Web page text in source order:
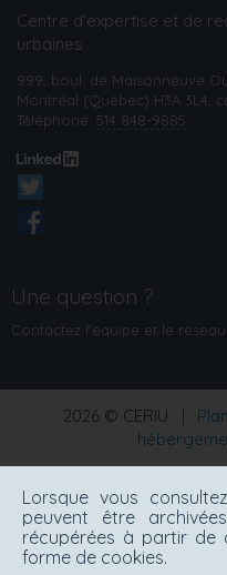
Centre d’expertise et de
urbaines
999, boul. de Maisonneuve
Montréal (Québec) H3A 3L4,
Téléphone: 514 848-9885
Une question ?
Contactez l'équipe et le réseau
2026 © CERIU |
Lorsque vous
peuvent être
récupérées à partir de
forme de cookies.